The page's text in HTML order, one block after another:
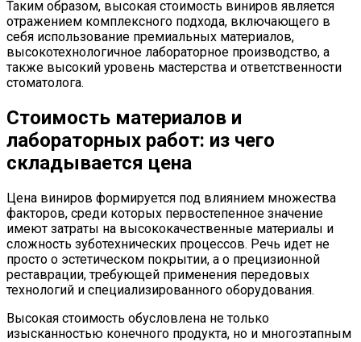
Таким образом, высокая стоимость виниров является
отражением комплексного подхода, включающего в
себя использование премиальных материалов,
высокотехнологичное лабораторное производство, а
также высокий уровень мастерства и ответственности
стоматолога.
Стоимость материалов и
лабораторных работ: из чего
складывается цена
Цена виниров формируется под влиянием множества
факторов, среди которых первостепенное значение
имеют затраты на высококачественные материалы и
сложность зуботехнических процессов. Речь идет не
просто о эстетическом покрытии, а о прецизионной
реставрации, требующей применения передовых
технологий и специализированного оборудования.
Высокая стоимость обусловлена не только
изысканностью конечного продукта, но и многоэтапным